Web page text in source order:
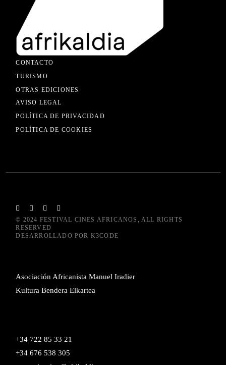
CONTACTO
TURISMO
OTRAS EDICIONES
AVISO LEGAL
POLÍTICA DE PRIVACIDAD
POLÍTICA DE COOKIES
© 2024 FESTIVAL CINES AFRICANOS , ALL RIGHTS
RESERVED
DESARROLLADO POR K3CODE
Asociación Africanista Manuel Iradier
Kultura Bendera Elkartea
+34 722 85 33 21
+34 676 538 305